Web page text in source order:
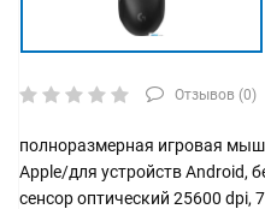
Отзывов (0)
полноразмерная игровая
Apple/для устройств Android,
сенсор оптический 25600 dpi,